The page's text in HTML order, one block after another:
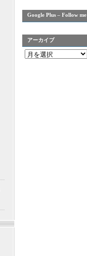
Google Plus – Follow me
アーカイブ